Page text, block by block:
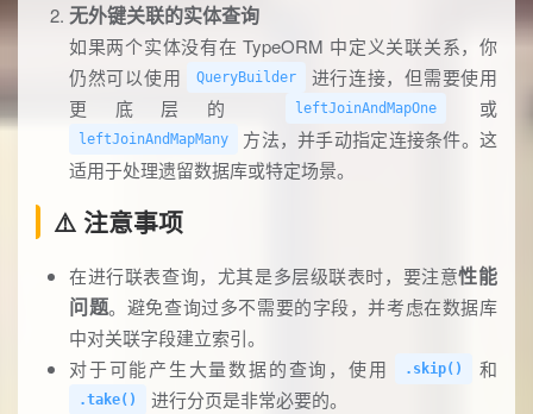
无外键关联的实体查询
如果两个实体没有在 TypeORM 中定义关联关系，你
仍然可以使用
QueryBuilder
进行连接，但需要使用
更底层的
leftJoinAndMapOne 或
leftJoinAndMapMany
方法，并手动指定连接条件。这
适用于处理遗留数据库或特定场景。
⚠️ 注意事项
在进行联表查询，尤其是多层级联表时，要注意性能
问题。避免查询过多不需要的字段，并考虑在数据库
中对关联字段建立索引。
对于可能产生大量数据的查询，使用
.skip() 和
.take() 进行分页是非常必要的。